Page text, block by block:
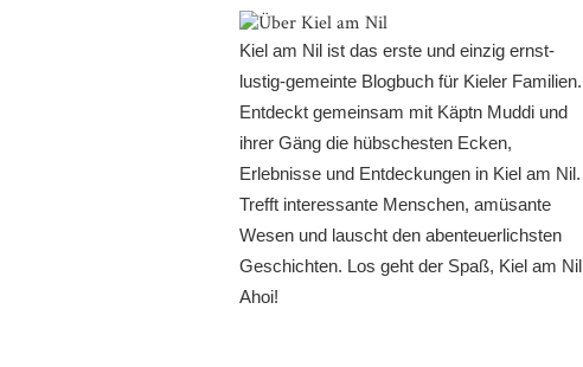
Kiel am Nil ist das erste und einzig ernst-
lustig-gemeinte Blogbuch für Kieler Familien.
Entdeckt gemeinsam mit Käptn Muddi und
ihrer Gäng die hübschesten Ecken,
Erlebnisse und Entdeckungen in Kiel am Nil.
Trefft interessante Menschen, amüsante
Wesen und lauscht den abenteuerlichsten
Geschichten. Los geht der Spaß, Kiel am Nil
Ahoi!